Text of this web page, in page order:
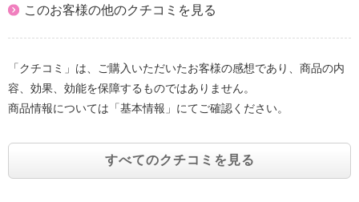
このお客様の他のクチコミを見る
「クチコミ」は、ご購入いただいたお客様の感想であり、商品の内
容、効果、効能を保障するものではありません。
商品情報については「基本情報」にてご確認ください。
すべてのクチコミを見る